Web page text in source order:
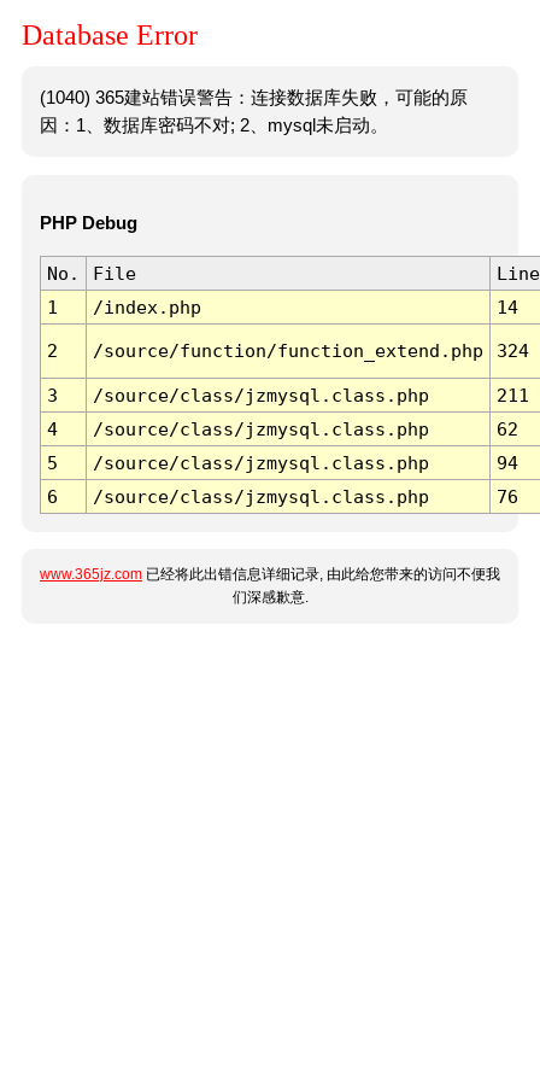
Database Error
(1040) 365建站错误警告：连接数据库失败，可能的原
因：1、数据库密码不对; 2、mysql未启动。
PHP Debug
No. File
Line
1
/index.php 14
2 /source/function/function_extend.php 324
3 /source/class/jzmysql.class.php
211
4
/source/class/jzmysql.class.php
62
5
/source/class/jzmysql.class.php
94
6
/source/class/jzmysql.class.php 76
www.365jz.com 已经将此出错信息详细记录, 由此给您带来的访问不便我
们深感歉意.